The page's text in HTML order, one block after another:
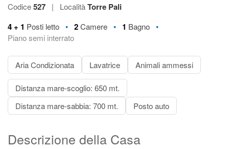
Codice527 | LocalitàTorre Pali
4 + 1 Posti letto • 2Camere • 1 Bagno •
Piano semi interrato
Aria Condizionata Lavatrice Animali ammessi
Distanza mare-scoglio: 650 mt.
Distanza mare-sabbia: 700 mt.
Posto auto
Descrizione della Casa